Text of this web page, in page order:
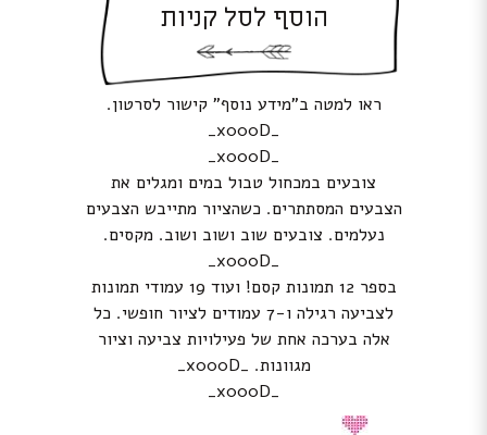
הוסף לסל קניות
ראו למטה ב”מידע נוסף” קישור לסרטון.
_x000D_
_x000D_
צובעים במכחול טבול במים ומגלים את
הצבעים המסתתרים. כשהציור מתייבש הצבעים
נעלמים. צובעים שוב ושוב ושוב. מקסים.
_x000D_
בספר 12 תמונות קסם! ועוד 19 עמודי תמונות
לצביעה רגילה ו-7 עמודים לציור חופשי. כל
אלה בערכה אחת של פעילויות צביעה וציור
מגוונות. _x000D_
_x000D_